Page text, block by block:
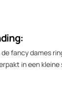
fancy dames
in een